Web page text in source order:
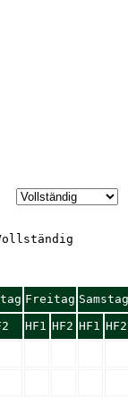
Freitag Samstag
HF1 HF2 HF1 HF2